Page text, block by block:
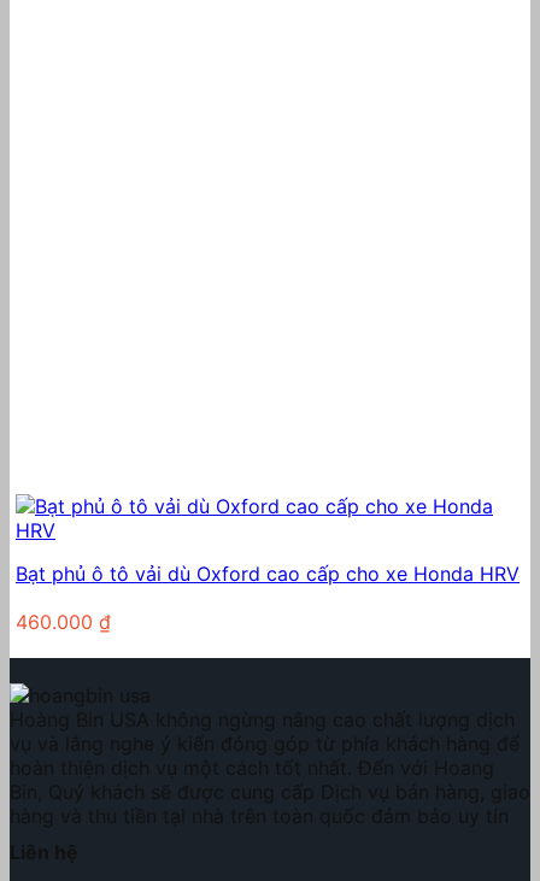
Bạt phủ ô tô vải dù Oxford cao cấp cho xe Honda HRV
460.000 ₫
Hoàng Bin USA không ngừng nâng cao chất lượng dịch
vụ và lắng nghe ý kiến đóng góp từ phía khách hàng để
hoàn thiện dịch vụ một cách tốt nhất. Đến với Hoang
Bin, Quý khách sẽ được cung cấp Dịch vụ bán hàng, giao
hàng và thu tiền tại nhà trên toàn quốc đảm bảo uy tín
Liên hệ